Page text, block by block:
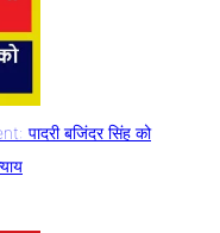
बजिंदर सिंह को